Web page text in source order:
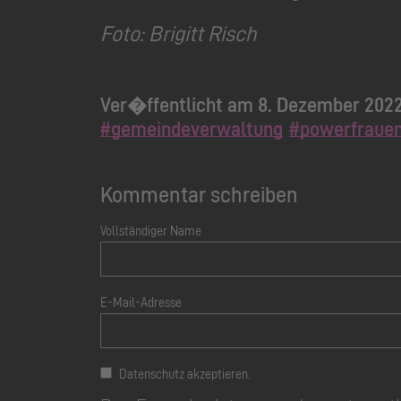
Foto: Brigitt Risch
Ver�ffentlicht am 8. Dezember
#gemeindeverwaltung
Kommentar schreiben
Vollständiger Name
E-Mail-Adresse
Datenschutz akzeptieren.